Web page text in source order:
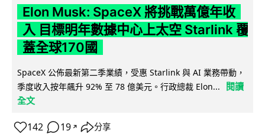
Elon Musk: SpaceX 將挑戰萬億年收
入 目標明年數據中心上太空 Starlink 覆
蓋全球170國
SpaceX 公佈最新第二季業績，受惠 Starlink 與 AI 業務帶動，
季度收入按年飆升 92% 至 78 億美元。行政總裁 Elon...
閱讀
全文
142 19 ↗ 分享